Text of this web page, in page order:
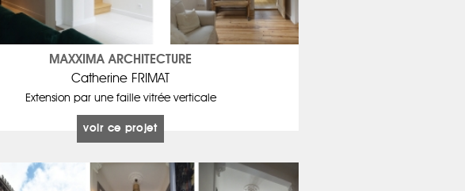
MAXXIMA ARCHITECTURE
Catherine FRIMAT
Extension par une faille vitrée verticale
voir ce projet